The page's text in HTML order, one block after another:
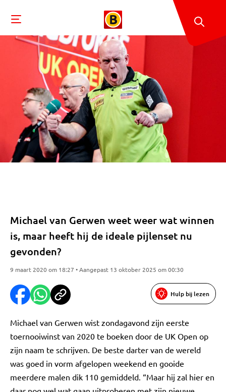
Michael van Gerwen weet weer wat winnen
is, maar heeft hij de ideale pijlenset nu
gevonden?
9 maart 2020 om 18:27 • Aangepast 13 oktober 2025 om 00:30
Hulp bij lezen
Michael van Gerwen wist zondagavond zijn eerste
toernooiwinst van 2020 te boeken door de UK Open op
zijn naam te schrijven. De beste darter van de wereld
was goed in vorm afgelopen weekend en gooide
meerdere malen dik 110 gemiddeld. “Maar hij zal hier en